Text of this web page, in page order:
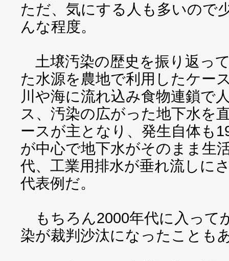
ただ、気にする人も多いので
んな程度。
土壌汚染の歴史を振り返っ
た水源を農地で利用したケー
川や海に流れ込み食物連鎖で
ス、汚染の広がった地下水を
ースが主となり、発生自体も
が中心で地下水がそのまま生
代、工業用排水が垂れ流しに
代表例だ。
もちろん2000年代に入って
染が裁判沙汰になったことも